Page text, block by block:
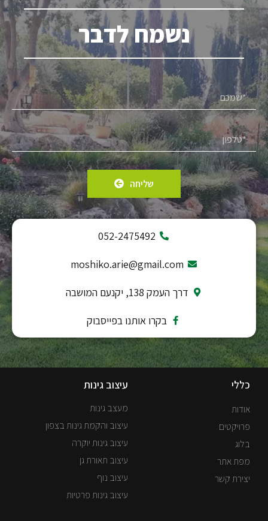
נשמח לדבר
שליחה
052-2475492
moshiko.arie@gmail.com
דרך העמק 138, יקנעם המושבה
בקרו אותנו בפייסבוק
כללי
אודות
פרויקטים
בלוג
מפת אתר
יצירת קשר
עיצוב גינות
מעצב גינות
עיצוב והקמת גינות בצפון
עיצוב גינות יוקרה
עיצוב תאורת גן
עיצוב נוף
עיצוב גינות פרטיות